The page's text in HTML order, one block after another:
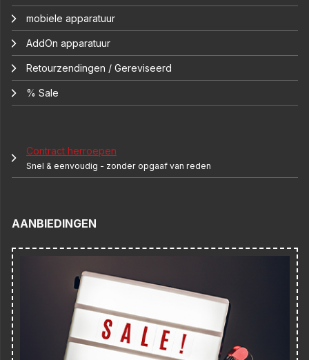
mobiele apparatuur
AddOn apparatuur
Retourzendingen / Gereviseerd
% Sale
Contract herroepen
Snel & eenvoudig - zonder opgaaf van reden
AANBIEDINGEN